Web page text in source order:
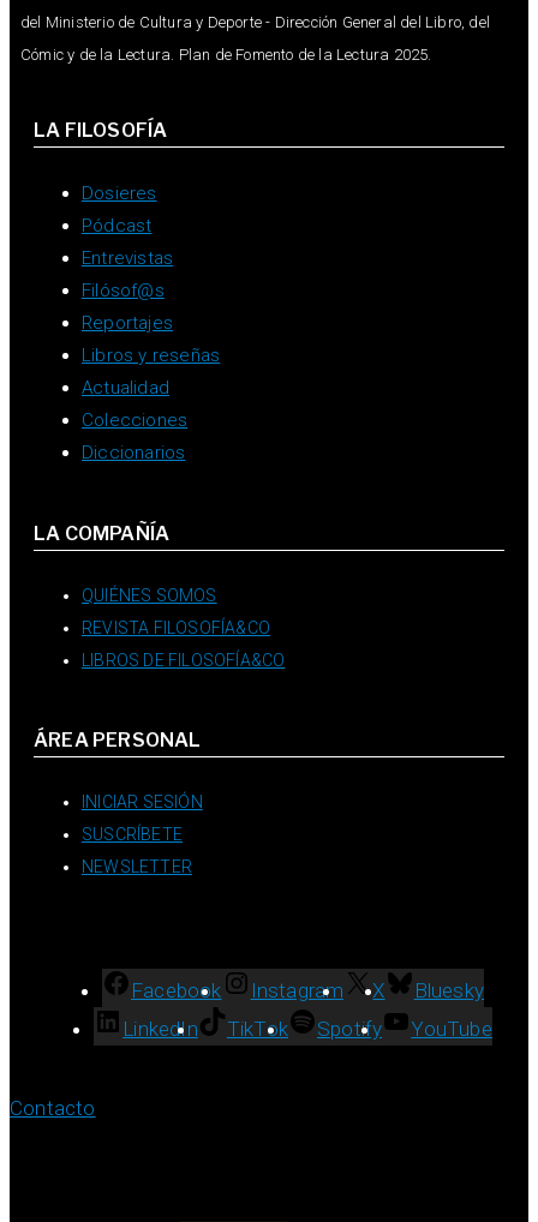
del Ministerio de Cultura y Deporte - Dirección General del Libro, del
Cómic y de la Lectura. Plan de Fomento de la Lectura 2025.
LA FILOSOFÍA
Dosieres
Pódcast
Entrevistas
Filósof@s
Reportajes
Libros y reseñas
Actualidad
Colecciones
Diccionarios
LA COMPAÑÍA
QUIÉNES SOMOS
REVISTA FILOSOFÍA&CO
LIBROS DE FILOSOFÍA&CO
ÁREA PERSONAL
INICIAR SESIÓN
SUSCRÍBETE
NEWSLETTER
Facebook Instagram X
Bluesky
LinkedIn
TikTok Spotify YouTube
Contacto